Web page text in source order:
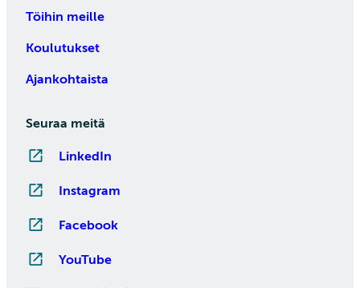
Töihin meille
Koulutukset
Ajankohtaista
Seuraa meitä
LinkedIn
Instagram
Facebook
YouTube